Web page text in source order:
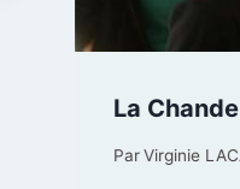
La
Par Virginie